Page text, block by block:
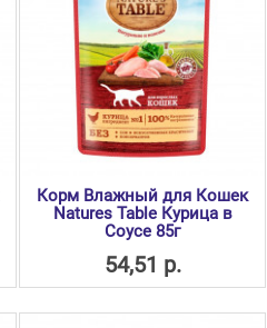
Корм Влажный для Кошек
Natures Table Курица в
Соусе 85г
54,51 р.